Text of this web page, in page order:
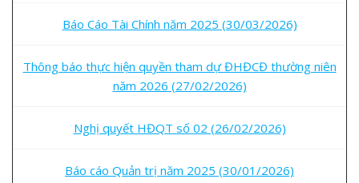
Báo Cáo Tài Chính năm 2025 (30/03/2026)
Thông báo thực hiện quyền tham dự ĐHĐCĐ thường niên
năm 2026 (27/02/2026)
Nghị quyết HĐQT số 02 (26/02/2026)
Báo cáo Quản trị năm 2025 (30/01/2026)